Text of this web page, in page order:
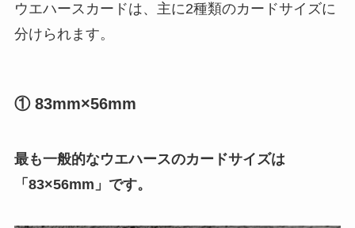
ウエハースカードは、主に2種類のカードサイズに
分けられます。
① 83mm×56mm
最も一般的なウエハースのカードサイズは
「 83×56mm」です。